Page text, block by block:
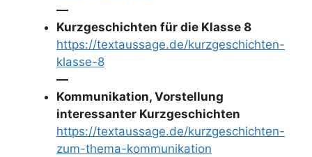
—
Kurzgeschichten für die Klasse 8
https://textaussage.de/kurzgeschichten-
klasse-8
—
Kommunikation, Vorstellung
interessanter Kurzgeschichten
https://textaussage.de/kurzgeschichten-
zum-thema-kommunikation